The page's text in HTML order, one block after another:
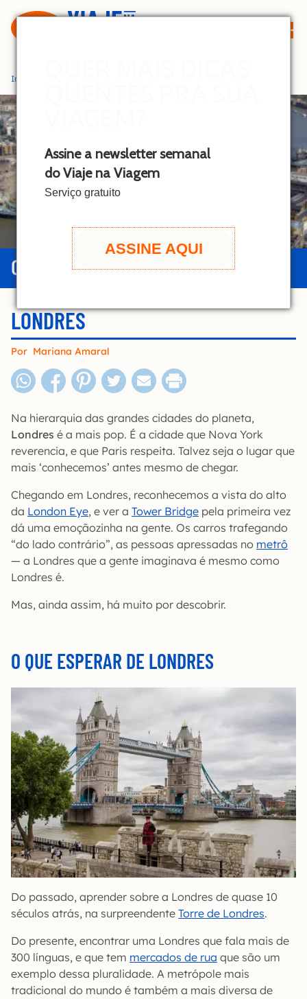
Assine a newsletter semanal
do Viaje na Viagem
Serviço gratuito
ASSINE AQUI
c
o
n
t
e
n
t
Início
GUIA DE LONDRES
LONDRES
Por Mariana Amaral
Na hierarquia das grandes cidades do planeta,
Londres é a mais pop. É a cidade que Nova York
reverencia, e que Paris respeita. Talvez seja o lugar que
mais ‘conhecemos’ antes mesmo de chegar.
Chegando em Londres, reconhecemos a vista do alto
da London Eye, e ver a Tower Bridge pela primeira vez
dá uma emoçãozinha na gente. Os carros trafegando
“do lado contrário”, as pessoas apressadas no metrô
— a Londres que a gente imaginava é mesmo como
Londres é.
Mas, ainda assim, há muito por descobrir.
O QUE ESPERAR DE LONDRES
Do passado, aprender sobre a Londres de quase 10
séculos atrás, na surpreendente Torre de Londres.
Do presente, encontrar uma Londres que fala mais de
300 línguas, e que tem mercados de rua que são um
exemplo dessa pluralidade. A metrópole mais
tradicional do mundo é também a mais diversa de